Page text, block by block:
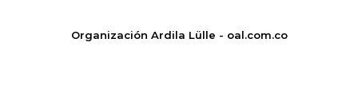
Organización Ardila Lülle - oal.com.co